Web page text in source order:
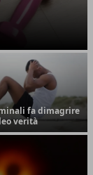
fa dimagrire
verità